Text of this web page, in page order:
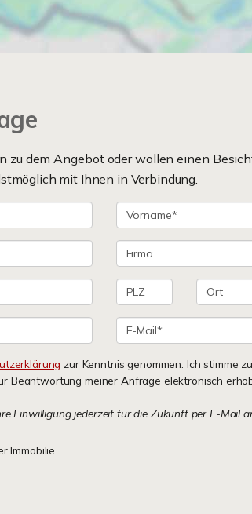
zu dem Angebot oder wollen einen
mit Ihnen in Verbindung.
zur Kenntnis genommen. Ich stimme
Beantwortung meiner Anfrage elektronisch
Einwilligung jederzeit für die Zukunft per E-Mail
Immobilie.